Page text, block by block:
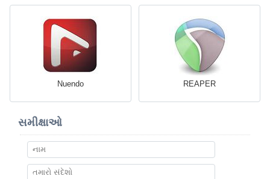
Nuendo REAPER
સમીક્ષાઓ